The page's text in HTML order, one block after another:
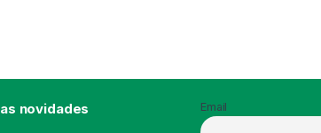
as novidades Email